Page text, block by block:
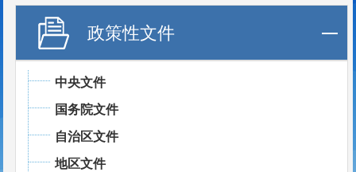
政策性文件
中央文件
国务院文件
自治区文件
地区文件